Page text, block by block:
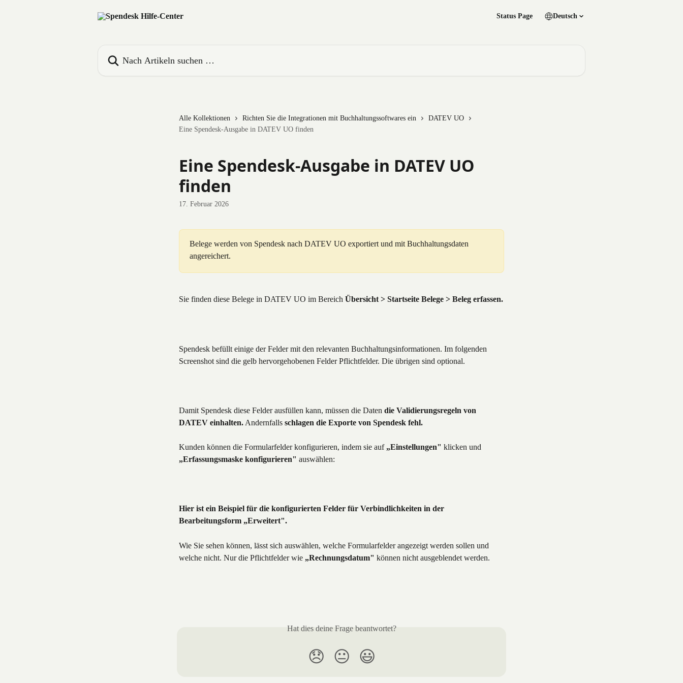
Status Page Deutsch
Alle Kollektionen Richten Sie die Integrationen mit Buchhaltungssoftwares ein
DATEV UO
Eine Spendesk-Ausgabe in DATEV UO finden
Eine Spendesk-Ausgabe in DATEV UO
finden
17. Februar 2026
Belege werden von Spendesk nach DATEV UO exportiert und mit Buchhaltungsdaten
angereichert.
Sie finden diese Belege in DATEV UO im Bereich Übersicht > Startseite Belege > Beleg erfassen.
Spendesk befüllt einige der Felder mit den relevanten Buchhaltungsinformationen. Im folgenden
Screenshot sind die gelb hervorgehobenen Felder Pflichtfelder. Die übrigen sind optional.
Damit Spendesk diese Felder ausfüllen kann, müssen die Daten die Validierungsregeln von
DATEV einhalten. Andernfalls schlagen die Exporte von Spendesk fehl.
Kunden können die Formularfelder konfigurieren, indem sie auf „Einstellungen" klicken und
„Erfassungsmaske konfigurieren" auswählen:
Hier ist ein Beispiel für die konfigurierten Felder für Verbindlichkeiten in der
Bearbeitungsform „Erweitert".
Wie Sie sehen können, lässt sich auswählen, welche Formularfelder angezeigt werden sollen und
welche nicht. Nur die Pflichtfelder wie „Rechnungsdatum" können nicht ausgeblendet werden.
Hat dies deine Frage beantwortet?
😞 😐 😃